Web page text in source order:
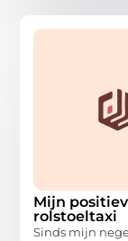
Mijn
rolstoeltaxi
Sinds mijn